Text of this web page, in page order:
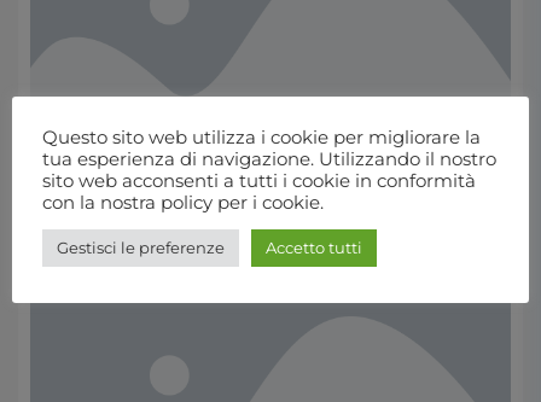
Questo sito web utilizza i cookie per migliorare la
tua esperienza di navigazione. Utilizzando il nostro
sito web acconsenti a tutti i cookie in conformità
con la nostra policy per i cookie.
Gestisci le preferenze Accetto tutti